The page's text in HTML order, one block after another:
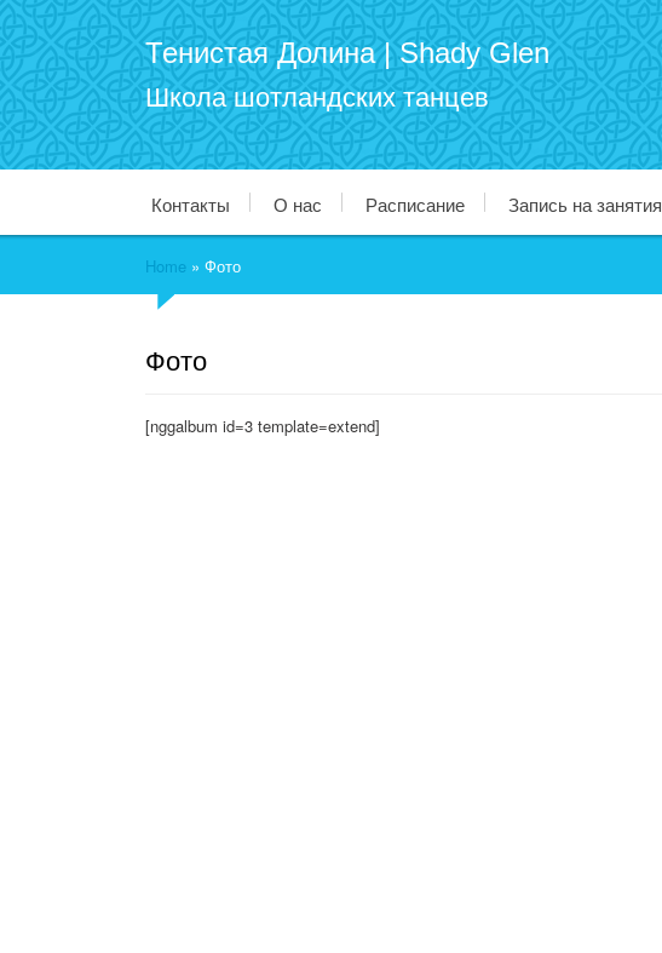
Тенистая Долина | Shady Glen
Школа шотландских танцев
Контакты О нас Расписание Запись на занятия
Home » Фото
Фото
[nggalbum id=3 template=extend]